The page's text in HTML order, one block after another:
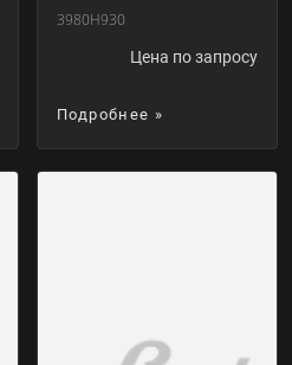
3980H930
Цена по запросу
Подробнее »